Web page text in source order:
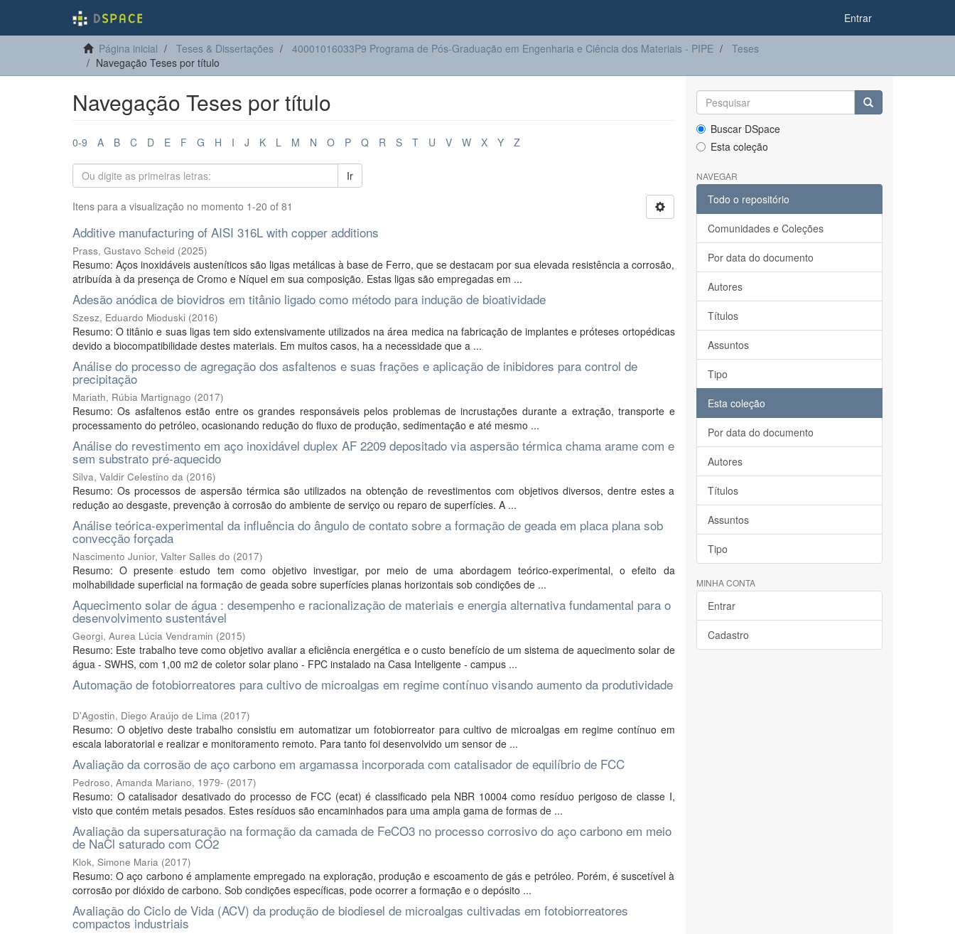
Entrar
Página inicial Teses & Dissertações 40001016033P9 Programa de Pós-Graduação em Engenharia e Ciência dos Materiais - PIPE
Teses
Navegação Teses por título
Navegação Teses por título
0-9 A B C D E F G H I J K L M N O P Q R S T U V W X Y Z
Ir
Itens para a visualização no momento 1-20 of 81
Additive manufacturing of AISI 316L with copper additions
Prass, Gustavo Scheid (2025)
Resumo: Aços inoxidáveis austeníticos são ligas metálicas à base de Ferro, que se destacam por sua elevada resistência a corrosão,
atribuída à da presença de Cromo e Níquel em sua composição. Estas ligas são empregadas em ...
Adesão anódica de biovidros em titânio ligado como método para indução de bioatividade
Szesz, Eduardo Mioduski (2016)
Resumo: O titânio e suas ligas tem sido extensivamente utilizados na área medica na fabricação de implantes e próteses ortopédicas
devido a biocompatibilidade destes materiais. Em muitos casos, ha a necessidade que a ...
Análise do processo de agregação dos asfaltenos e suas frações e aplicação de inibidores para control de
precipitação
Mariath, Rúbia Martignago (2017)
Resumo: Os asfaltenos estão entre os grandes responsáveis pelos problemas de incrustações durante a extração, transporte e
processamento do petróleo, ocasionando redução do fluxo de produção, sedimentação e até mesmo ...
Análise do revestimento em aço inoxidável duplex AF 2209 depositado via aspersão térmica chama arame com e
sem substrato pré-aquecido
Silva, Valdir Celestino da (2016)
Resumo: Os processos de aspersão térmica são utilizados na obtenção de revestimentos com objetivos diversos, dentre estes a
redução ao desgaste, prevenção à corrosão do ambiente de serviço ou reparo de superfícies. A ...
Análise teórica-experimental da influência do ângulo de contato sobre a formação de geada em placa plana sob
convecção forçada
Nascimento Junior, Valter Salles do (2017)
Resumo: O presente estudo tem como objetivo investigar, por meio de uma abordagem teórico-experimental, o efeito da
molhabilidade superficial na formação de geada sobre superfícies planas horizontais sob condições de ...
Aquecimento solar de água : desempenho e racionalização de materiais e energia alternativa fundamental para o
desenvolvimento sustentável
Georgi, Aurea Lúcia Vendramin (2015)
Resumo: Este trabalho teve como objetivo avaliar a eficiência energética e o custo benefício de um sistema de aquecimento solar de
água - SWHS, com 1,00 m2 de coletor solar plano - FPC instalado na Casa Inteligente - campus ...
Automação de fotobiorreatores para cultivo de microalgas em regime contínuo visando aumento da produtividade
D'Agostin, Diego Araújo de Lima (2017)
Resumo: O objetivo deste trabalho consistiu em automatizar um fotobiorreator para cultivo de microalgas em regime contínuo em
escala laboratorial e realizar e monitoramento remoto. Para tanto foi desenvolvido um sensor de ...
Avaliação da corrosão de aço carbono em argamassa incorporada com catalisador de equilíbrio de FCC
Pedroso, Amanda Mariano, 1979- (2017)
Resumo: O catalisador desativado do processo de FCC (ecat) é classificado pela NBR 10004 como resíduo perigoso de classe I,
visto que contém metais pesados. Estes resíduos são encaminhados para uma ampla gama de formas de ...
Avaliação da supersaturação na formação da camada de FeCO3 no processo corrosivo do aço carbono em meio
de NaCl saturado com CO2
Klok, Simone Maria (2017)
Resumo: O aço carbono é amplamente empregado na exploração, produção e escoamento de gás e petróleo. Porém, é suscetível à
corrosão por dióxido de carbono. Sob condições específicas, pode ocorrer a formação e o depósito ...
Avaliação do Ciclo de Vida (ACV) da produção de biodiesel de microalgas cultivadas em fotobiorreatores
compactos industriais
Buscar DSpace
Esta coleção
NAVEGAR
Todo o repositório
Comunidades e Coleções
Por data do documento
Autores
Títulos
Assuntos
Tipo
Esta coleção
Por data do documento
Autores
Títulos
Assuntos
Tipo
MINHA CONTA
Entrar
Cadastro